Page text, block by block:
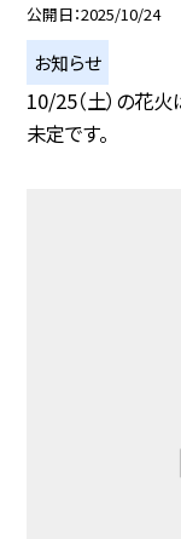
公開日 2025/10/24
お知らせ
10/25（土）の花
未定です。